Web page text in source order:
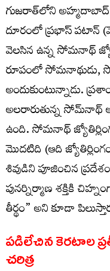
గుజరాత్‌లోని అహ్మదాబాద్‌
దూరంలో ప్రభాస్ పటాన్
వెలసిన ఉన్న సోమనాథ్
రూపంలో సోమనాథుడు,
అందుకుంటున్నాడు.
అలరారుతున్న సోమ్‌నాథ్‌
ఉంది. సోమనాథ్
మొదటిది (ఆది
శివుడిని పూజించిన
పునర్నిర్మాణ శక్తికి
తీర్థం” అని కూడా
పడిలేచిన కెరటాల
చరిత్ర